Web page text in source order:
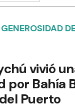
vivió
por Bahía
Puerto